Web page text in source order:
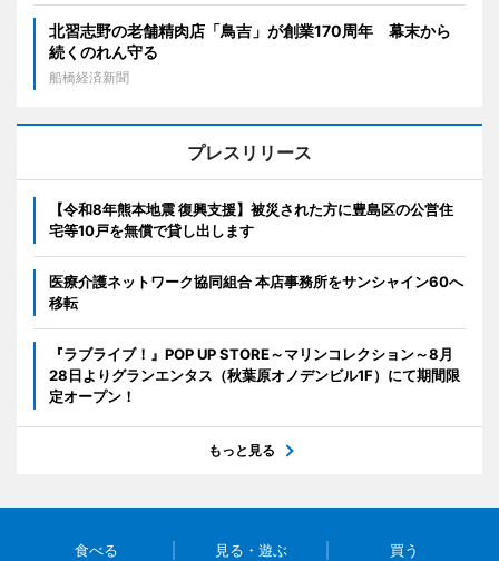
北習志野の老舗精肉店「鳥吉」が創業170周年 幕末から
続くのれん守る
船橋経済新聞
プレスリリース
【令和8年熊本地震 復興支援】被災された方に豊島区の公営住
宅等10戸を無償で貸し出します
医療介護ネットワーク協同組合 本店事務所をサンシャイン60へ
移転
『ラブライブ！』POP UP STORE～マリンコレクション～8月
28日よりグランエンタス（秋葉原オノデンビル1F）にて期間限
定オープン！
もっと見る
食べる 見る・遊ぶ 買う